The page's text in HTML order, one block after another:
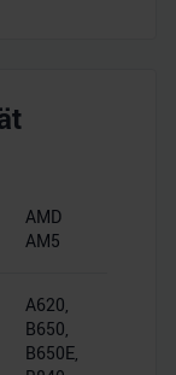
AMD
AM5
A620,
B650,
B650E,